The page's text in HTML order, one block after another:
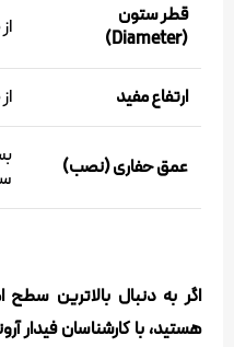
قطر ستون
(Diameter)
از ۲۰ سانتی‌متر تا ۳۲ سانتی‌متر
ارتفاع مفید از ۶۰ سانتی‌متر تا ۱۰۰ سانتی‌متر
عمق حفاری (نصب)
اگر به دنبال بالاترین سطح
هستید، با کارشناسان فیدار